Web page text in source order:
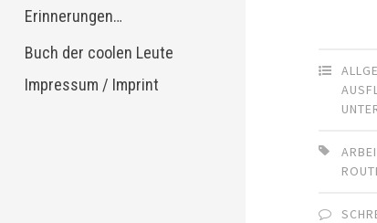
Erinnerungen…
Buch der coolen Leute
Impressum / Imprint